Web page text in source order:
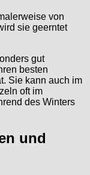
von
sie geerntet
gut
besten
Sie kann auch im
oft im
des Winters
und